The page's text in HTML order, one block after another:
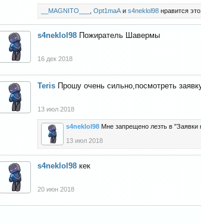
__MAGNITO___ Opt1maA и s4neklol98 нравится это.
s4neklol98 Пожиратель Шавермы
16 дек 2018
Teris Прошу очень сильно,посмотреть
13 июл 2018
s4neklol98 Мне запрещено лезть в "Заявки
13 июл 2018
s4neklol98 кек
20 июн 2018